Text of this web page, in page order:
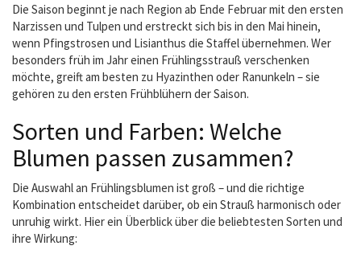
Die Saison beginnt je nach Region ab Ende Februar mit den ersten
Narzissen und Tulpen und erstreckt sich bis in den Mai hinein,
wenn Pfingstrosen und Lisianthus die Staffel übernehmen. Wer
besonders früh im Jahr einen Frühlingsstrauß verschenken
möchte, greift am besten zu Hyazinthen oder Ranunkeln – sie
gehören zu den ersten Frühblühern der Saison.
Sorten und Farben: Welche
Blumen passen zusammen?
Die Auswahl an Frühlingsblumen ist groß – und die richtige
Kombination entscheidet darüber, ob ein Strauß harmonisch oder
unruhig wirkt. Hier ein Überblick über die beliebtesten Sorten und
ihre Wirkung: